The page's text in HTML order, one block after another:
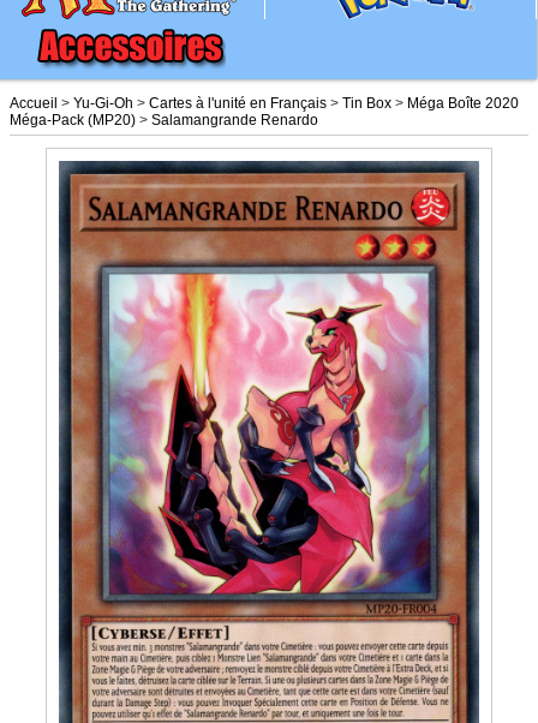
Accueil > Yu-Gi-Oh > Cartes à l'unité en Français > Tin Box > Méga Boîte 2020
Méga-Pack (MP20) > Salamangrande Renardo